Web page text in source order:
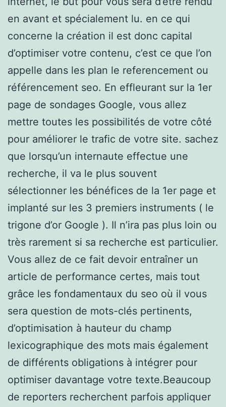
en avant et spécialement lu. en ce qui
concerne la création il est donc capital
d’optimiser votre contenu, c’est ce que l’on
appelle dans les plan le referencement ou
référencement seo. En effleurant sur la 1er
page de sondages Google, vous allez
mettre toutes les possibilités de votre côté
pour améliorer le trafic de votre site. sachez
que lorsqu’un internaute effectue une
recherche, il va le plus souvent
sélectionner les bénéfices de la 1er page et
implanté sur les 3 premiers instruments ( le
trigone d’or Google ). Il n’ira pas plus loin ou
très rarement si sa recherche est particulier.
Vous allez de ce fait devoir entraîner un
article de performance certes, mais tout
grâce les fondamentaux du seo où il vous
sera question de mots-clés pertinents,
d’optimisation à hauteur du champ
lexicographique des mots mais également
de différents obligations à intégrer pour
optimiser davantage votre texte.Beaucoup
de reporters recherchent parfois appliquer